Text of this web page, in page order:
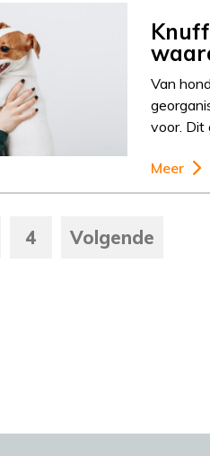
Van
voor. Dit
Meer
4 Volgende